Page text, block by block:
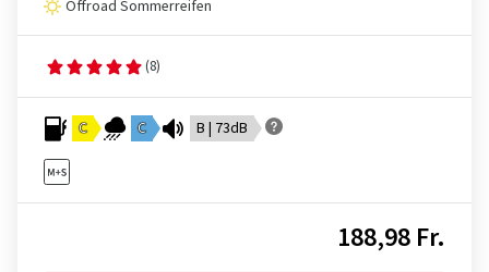
Offroad Sommerreifen
(8)
C C B | 73dB
188,98 Fr.